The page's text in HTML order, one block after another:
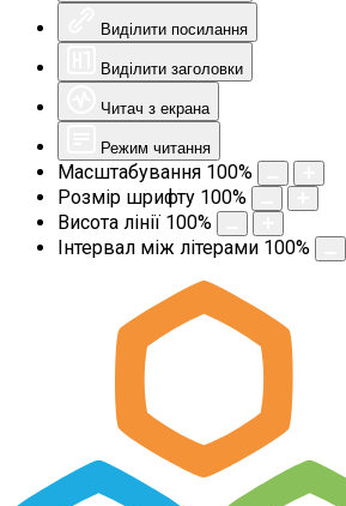
Виділити посилання
Виділити заголовки
Читач з екрана
Режим читання
Масштабування 100%
Розмір шрифту 100%
Висота лінії 100%
Інтервал між літерами 100%